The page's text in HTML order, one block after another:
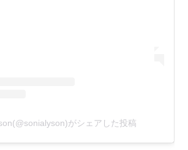
がシェアした投稿